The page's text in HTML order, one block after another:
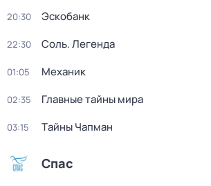
20:30 Эскобанк
22:30 Соль. Легенда
01:05 Механик
02:35 Главные тайны мира
03:15 Тaйны Чапман
Спас